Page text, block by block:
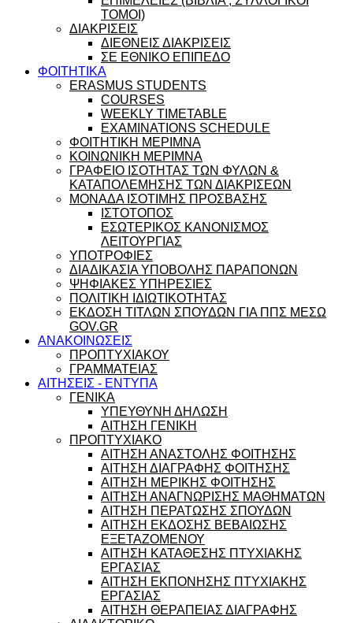
ΤΟΜΟΙ)
ΔΙΑΚΡΙΣΕΙΣ
ΔΙΕΘΝΕΙΣ ΔΙΑΚΡΙΣΕΙΣ
ΣΕ ΕΘΝΙΚΟ ΕΠΙΠΕΔΟ
ΦΟΙΤΗΤΙΚΑ
ERASMUS STUDENTS
COURSES
WEEKLY TIMETABLE
EXAMINATIONS SCHEDULE
ΦΟΙΤΗΤΙΚΗ ΜΕΡΙΜΝΑ
ΚΟΙΝΩΝΙΚΗ ΜΕΡΙΜΝΑ
ΓΡΑΦΕΙΟ ΙΣΟΤΗΤΑΣ ΤΩΝ ΦΥΛΩΝ &
ΚΑΤΑΠΟΛΕΜΗΣΗΣ ΤΩΝ ΔΙΑΚΡΙΣΕΩΝ
ΜΟΝΑΔΑ ΙΣΟΤΙΜΗΣ ΠΡΟΣΒΑΣΗΣ
ΙΣΤΟΤΟΠΟΣ
ΕΣΩΤΕΡΙΚΟΣ ΚΑΝΟΝΙΣΜΟΣ
ΛΕΙΤΟΥΡΓΙΑΣ
ΥΠΟΤΡΟΦΙΕΣ
ΔΙΑΔΙΚΑΣΙΑ ΥΠΟΒΟΛΗΣ ΠΑΡΑΠΟΝΩΝ
ΨΗΦΙΑΚΕΣ ΥΠΗΡΕΣΙΕΣ
ΠΟΛΙΤΙΚΗ ΙΔΙΩΤΙΚΟΤΗΤΑΣ
ΕΚΔΟΣΗ ΤΙΤΛΩΝ ΣΠΟΥΔΩΝ ΓΙΑ ΠΠΣ ΜΕΣΩ
GOV.GR
ΑΝΑΚΟΙΝΩΣΕΙΣ
ΠΡΟΠΤΥΧΙΑΚΟΥ
ΓΡΑΜΜΑΤΕΙΑΣ
ΑΙΤΗΣΕΙΣ - ΕΝΤΥΠΑ
ΓΕΝΙΚΑ
ΥΠΕΥΘΥΝΗ ΔΗΛΩΣΗ
ΑΙΤΗΣΗ ΓΕΝΙΚΗ
ΠΡΟΠΤΥΧΙΑΚΟ
ΑΙΤΗΣΗ ΑΝΑΣΤΟΛΗΣ ΦΟΙΤΗΣΗΣ
ΑΙΤΗΣΗ ΔΙΑΓΡΑΦΗΣ ΦΟΙΤΗΣΗΣ
ΑΙΤΗΣΗ ΜΕΡΙΚΗΣ ΦΟΙΤΗΣΗΣ
ΑΙΤΗΣΗ ΑΝΑΓΝΩΡΙΣΗΣ ΜΑΘΗΜΑΤΩΝ
ΑΙΤΗΣΗ ΠΕΡΑΤΩΣΗΣ ΣΠΟΥΔΩΝ
ΑΙΤΗΣΗ ΕΚΔΟΣΗΣ ΒΕΒΑΙΩΣΗΣ
ΕΞΕΤΑΖΟΜΕΝΟΥ
ΑΙΤΗΣΗ ΚΑΤΑΘΕΣΗΣ ΠΤΥΧΙΑΚΗΣ
ΕΡΓΑΣΙΑΣ
ΑΙΤΗΣΗ ΕΚΠΟΝΗΣΗΣ ΠΤΥΧΙΑΚΗΣ
ΕΡΓΑΣΙΑΣ
ΑΙΤΗΣΗ ΘΕΡΑΠΕΙΑΣ ΔΙΑΓΡΑΦΗΣ